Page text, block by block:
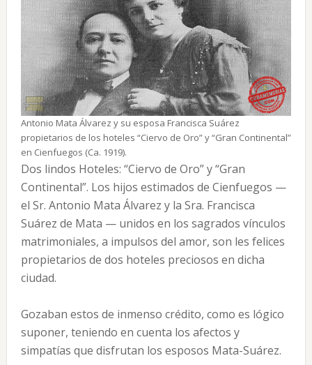
Antonio Mata Álvarez y su esposa Francisca Suárez
propietarios de los hoteles “Ciervo de Oro” y “Gran Continental”
en Cienfuegos (Ca. 1919).
Dos lindos Hoteles: “Ciervo de Oro” y “Gran
Continental”. Los hijos estimados de Cienfuegos —
el Sr. Antonio Mata Álvarez y la Sra. Francisca
Suárez de Mata — unidos en los sagrados vínculos
matrimoniales, a impulsos del amor, son les felices
propietarios de dos hoteles preciosos en dicha
ciudad.
Gozaban estos de inmenso crédito, como es lógico
suponer, teniendo en cuenta los afectos y
simpatías que disfrutan los esposos Mata-Suárez.